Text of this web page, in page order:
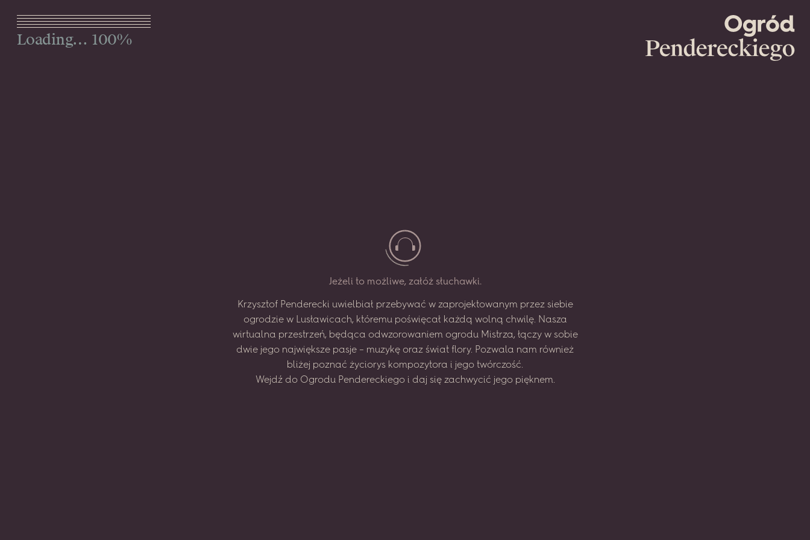
Jeżeli to możliwe, załóż słuchawki.
Krzysztof Penderecki uwielbiał przebywać w zaprojektowanym przez siebie
ogrodzie w Lusławicach, któremu poświęcał każdą wolną chwilę. Nasza
wirtualna przestrzeń, będąca odwzorowaniem ogrodu Mistrza, łączy w sobie
dwie jego największe pasje – muzykę oraz świat flory. Pozwala nam również
bliżej poznać życiorys kompozytora i jego twórczość.
Wejdź do Ogrodu Pendereckiego i daj się zachwycić jego pięknem.
Menu